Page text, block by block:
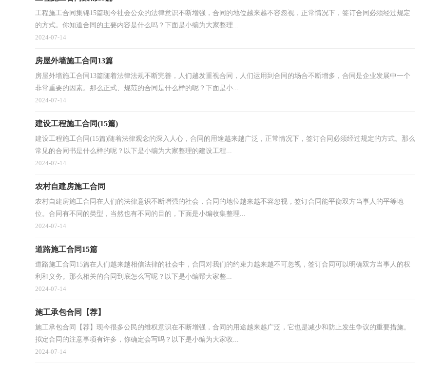
工程施工合同集锦15篇现今社会公众的法律意识不断增强，合同的地位越来越不容忽视，正常情况下，签订合同必须经过规定
的方式。你知道合同的主要内容是什么吗？下面是小编为大家整理...
2024-07-14
房屋外墙施工合同13篇
房屋外墙施工合同13篇随着法律法规不断完善，人们越发重视合同，人们运用到合同的场合不断增多，合同是企业发展中一个
非常重要的因素。那么正式、规范的合同是什么样的呢？下面是小...
2024-07-14
建设工程施工合同(15篇)
建设工程施工合同(15篇)随着法律观念的深入人心，合同的用途越来越广泛，正常情况下，签订合同必须经过规定的方式。那么
常见的合同书是什么样的呢？以下是小编为大家整理的建设工程...
2024-07-14
农村自建房施工合同
农村自建房施工合同在人们的法律意识不断增强的社会，合同的地位越来越不容忽视，签订合同能平衡双方当事人的平等地
位。合同有不同的类型，当然也有不同的目的，下面是小编收集整理...
2024-07-14
道路施工合同15篇
道路施工合同15篇在人们越来越相信法律的社会中，合同对我们的约束力越来越不可忽视，签订合同可以明确双方当事人的权
利和义务。那么相关的合同到底怎么写呢？以下是小编帮大家整...
2024-07-14
施工承包合同【荐】
施工承包合同【荐】现今很多公民的维权意识在不断增强，合同的用途越来越广泛，它也是减少和防止发生争议的重要措施。
拟定合同的注意事项有许多，你确定会写吗？以下是小编为大家收...
2024-07-14